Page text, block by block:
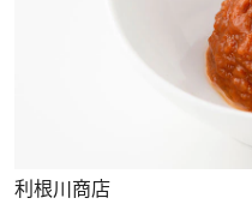
利根川商店